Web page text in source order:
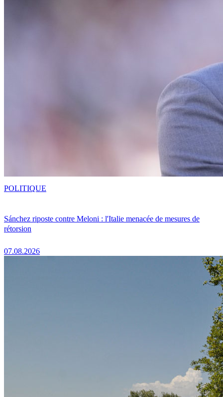
Sánchez riposte contre Meloni : l'Italie menacée de mesures de
rétorsion
07.08.2026
POLITIQUE